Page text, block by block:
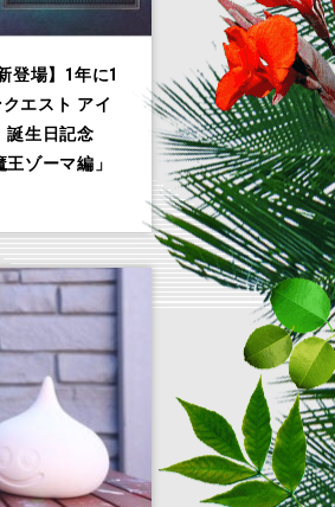
登場】1年に1
エスト アイ
誕生日記念
ゾーマ編」